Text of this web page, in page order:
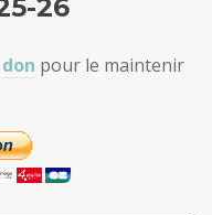
26
don pour le maintenir